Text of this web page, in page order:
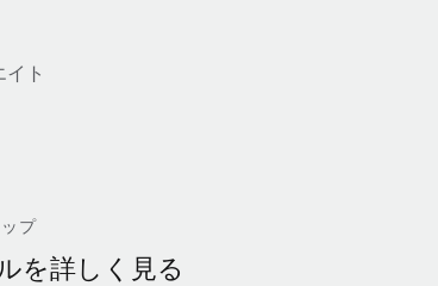
ト
プ
を詳しく見る